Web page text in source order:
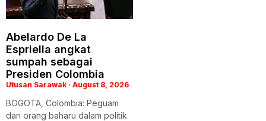
Abelardo De La
Espriella angkat
sumpah sebagai
Presiden Colombia
Utusan Sarawak August 8, 2026
BOGOTA, Colombia: Peguam
dan orang baharu dalam politik